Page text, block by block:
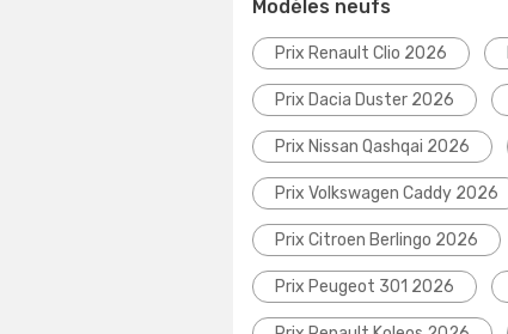
Modèles neufs
Prix Renault Clio 2026
Prix Dacia Duster 2026
Prix Nissan Qashqai 2026
Prix Volkswagen Caddy 2026
Prix Citroen Berlingo 2026
Prix Peugeot 301 2026